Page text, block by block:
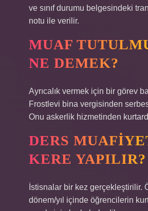
ve sınıf durumu belgesindeki
notu ile verilir.
MUAF
NE DEMEK?
Ayrıcalık vermek için bir görev
Frostlevi bina vergisinden serbest
Onu askerlik hizmetinden
DERS
KERE YAPILIR?
İstisnalar bir kez gerçekleştirilir.
dönem/yıl içinde öğrencilerin